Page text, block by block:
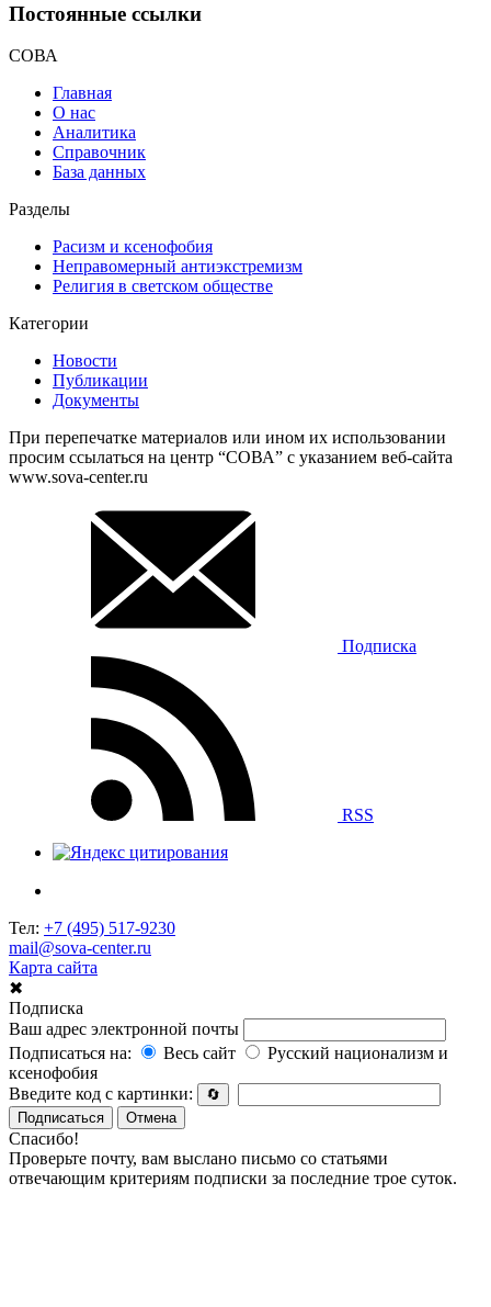
Постоянные ссылки
СОВА
Главная
О нас
Аналитика
Справочник
База данных
Разделы
Расизм и ксенофобия
Неправомерный антиэкстремизм
Религия в светском обществе
Категории
Новости
Публикации
Документы
При перепечатке материалов или ином их использовании
просим ссылаться на центр “СОВА” с указанием веб-сайта
www.sova-center.ru
Подписка
RSS
Тел: +7 (495) 517-9230
mail@sova-center.ru
Карта сайта
✖
Подписка
Ваш адрес электронной почты
Подписаться на:
Весь сайт
Русский национализм и
ксенофобия
Введите код с картинки:
🔄
Подписаться
Отмена
Спасибо!
Проверьте почту, вам выслано письмо со статьями
отвечающим критериям подписки за последние трое суток.